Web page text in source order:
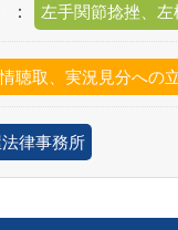
： 左手関節捻挫、
聴取、実況見分への
律事務所